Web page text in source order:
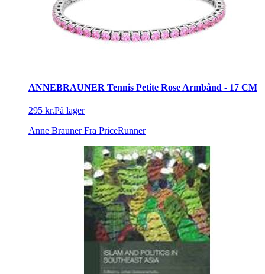
ANNEBRAUNER Tennis Petite Rose Armbånd - 17 CM
295 kr.På lager
Anne Brauner Fra PriceRunner